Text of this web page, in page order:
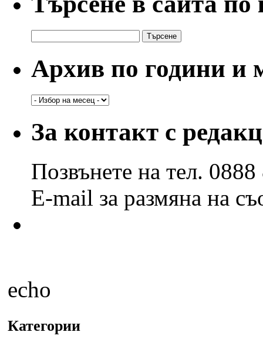
за:
Архив по години и
Архив
и
месеци
За контакт с
Позвънете на тел.
E-mail за размяна на
echo
Категории